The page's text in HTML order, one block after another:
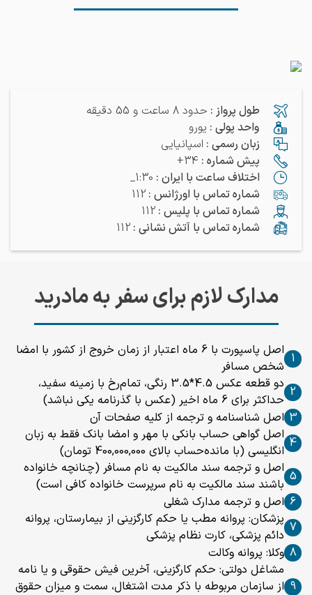
طول پرواز : حدود 8 ساعت و 55 دقیقه
واحد پولی : یورو
زبان رسمی : اسپانیایی
پیش شماره :
34+
اختلاف ساعت با ایران :
1:30_
شماره تماس با اورژانس :
112
شماره تماس با پلیس :
112
شماره تماس با آتش نشانی :
112
مدارک لازم برای سفر به مادرید
1
اصل پاسپورت با 6 ماه اعتبار از زمان خروج از کشور با امضا
شخص مسافر
2
دو قطعه عکس 4.5*3.5 رنگی، تمام‌رخ با زمینه سفید،
حداکثر برای 6 ماه اخیر (عکس با گذرنامه یکی نباشد)
3 اصل شناسنامه و ترجمه از کلیه صفحات آن
4 اصل گواهی حساب بانکی با مهر و امضا بانک فقط به زبان
انگلیسی (با مانده‌حساب بالای 400,000,000 تومان)
5 اصل و ترجمه سند مالکیت به نام مسافر (چنانچه خانواده
باشند سند مالکیت به نام سرپرست خانواده کافی است)
6 اصل و ترجمه مدارک شغلی
7 پزشکان: پروانه مطب یا حکم کارگزینی از بیمارستان، پروانه
دائم پزشکی، کارت نظام پزشکی
8 وکلا: پروانه وکالت
9
مشاغل دولتی: حکم کارگزینی، آخرین فیش حقوقی و یا نامه
از سازمان مربوطه با ذکر مدت اشتغال، سمت و میزان حقوق